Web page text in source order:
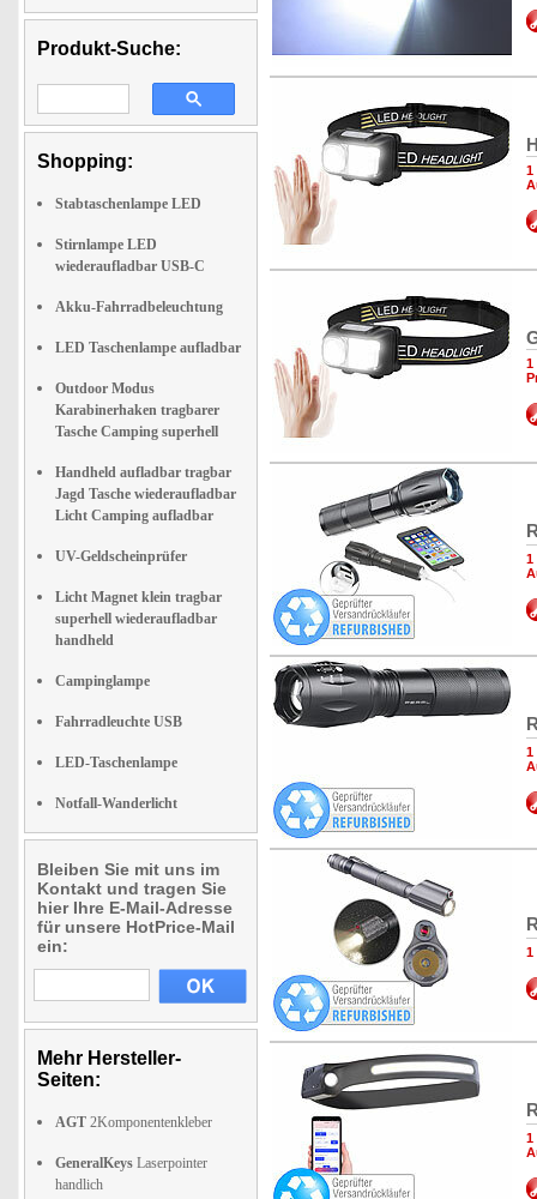
Produkt-Suche:
Shopping:
Stabtaschenlampe LED
Stirnlampe LED
wiederaufladbar USB-C
Akku-Fahrradbeleuchtung
LED Taschenlampe aufladbar
Outdoor Modus
Karabinerhaken tragbarer
Tasche Camping superhell
Handheld aufladbar tragbar
Jagd Tasche wiederaufladbar
Licht Camping aufladbar
UV-Geldscheinprüfer
Licht Magnet klein tragbar
superhell wiederaufladbar
handheld
Campinglampe
Fahrradleuchte USB
LED-Taschenlampe
Notfall-Wanderlicht
Bleiben Sie mit uns im
Kontakt und tragen Sie
hier Ihre E-Mail-Adresse
für unsere HotPrice-Mail
ein:
Mehr Hersteller-
Seiten:
AGT 2Komponentenkleber
GeneralKeys Laserpointer
handlich
1
1
1
1
1
1